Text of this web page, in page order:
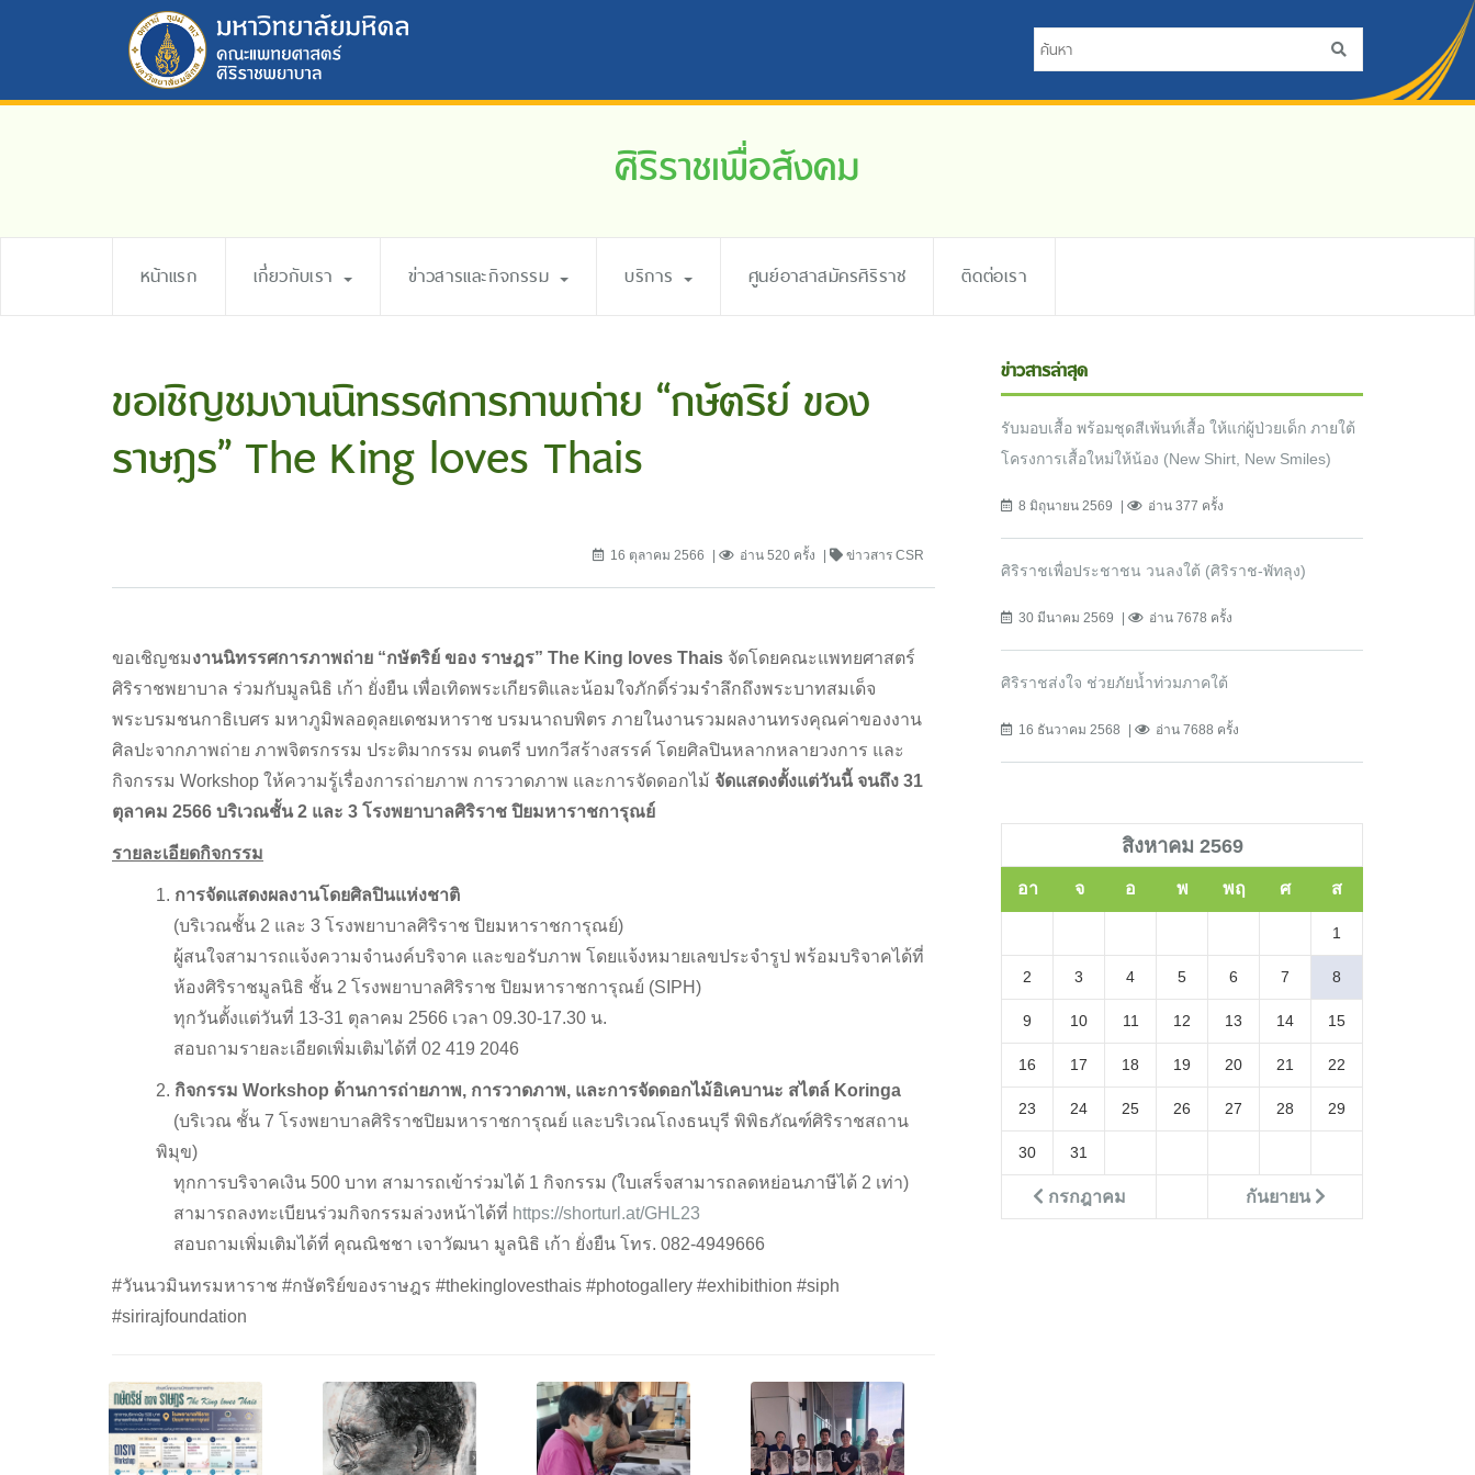
ศิริราชเพื่อสังคม
หน้าแรก เกี่ยวกับเรา ข่าวสารและกิจกรรม บริการ ศูนย์อาสาสมัครศิริราช ติดต่อเรา
ขอเชิญชมงานนิทรรศการภาพถ่าย “กษัตริย์ ของ
ราษฎร” The King loves Thais
16 ตุลาคม 2566 อ่าน 520 ครั้ง ข่าวสาร CSR
ขอเชิญชมงานนิทรรศการภาพถ่าย “กษัตริย์ ของ ราษฎร” The King loves Thais จัดโดยคณะแพทยศาสตร์
ศิริราชพยาบาล ร่วมกับมูลนิธิ เก้า ยั่งยืน เพื่อเทิดพระเกียรติและน้อมใจภักดิ์ร่วมรำลึกถึงพระบาทสมเด็จ
พระบรมชนกาธิเบศร มหาภูมิพลอดุลยเดชมหาราช บรมนาถบพิตร ภายในงานรวมผลงานทรงคุณค่าของงาน
ศิลปะจากภาพถ่าย ภาพจิตรกรรม ประติมากรรม ดนตรี บทกวีสร้างสรรค์ โดยศิลปินหลากหลายวงการ และ
กิจกรรม Workshop ให้ความรู้เรื่องการถ่ายภาพ การวาดภาพ และการจัดดอกไม้ จัดแสดงตั้งแต่วันนี้ จนถึง 31
ตุลาคม 2566 บริเวณชั้น 2 และ 3 โรงพยาบาลศิริราช ปิยมหาราชการุณย์
รายละเอียดกิจกรรม
1. การจัดแสดงผลงานโดยศิลปินแห่งชาติ
(บริเวณชั้น 2 และ 3 โรงพยาบาลศิริราช ปิยมหาราชการุณย์)
ผู้สนใจสามารถแจ้งความจำนงค์บริจาค และขอรับภาพ โดยแจ้งหมายเลขประจำรูป พร้อมบริจาคได้ที่
ห้องศิริราชมูลนิธิ ชั้น 2 โรงพยาบาลศิริราช ปิยมหาราชการุณย์ (SIPH)
ทุกวันตั้งแต่วันที่ 13-31 ตุลาคม 2566 เวลา 09.30-17.30 น.
สอบถามรายละเอียดเพิ่มเติมได้ที่ 02 419 2046
2. กิจกรรม Workshop ด้านการถ่ายภาพ, การวาดภาพ, และการจัดดอกไม้อิเคบานะ สไตล์ Koringa
(บริเวณ ชั้น 7 โรงพยาบาลศิริราชปิยมหาราชการุณย์ และบริเวณโถงธนบุรี พิพิธภัณฑ์ศิริราชสถาน
พิมุข)
ทุกการบริจาคเงิน 500 บาท สามารถเข้าร่วมได้ 1 กิจกรรม (ใบเสร็จสามารถลดหย่อนภาษีได้ 2 เท่า)
สามารถลงทะเบียนร่วมกิจกรรมล่วงหน้าได้ที่ https://shorturl.at/GHL23
สอบถามเพิ่มเติมได้ที่ คุณณิชชา เจาวัฒนา มูลนิธิ เก้า ยั่งยืน โทร. 082-4949666
#วันนวมินทรมหาราช #กษัตริย์ของราษฎร #thekinglovesthais #photogallery #exhibithion #siph
#sirirajfoundation
ข่าวสารล่าสุด
รับมอบเสื้อ พร้อมชุดสีเพ้นท์เสื้อ ให้แก่ผู้ป่วยเด็ก ภายใต้
โครงการเสื้อใหม่ให้น้อง (New Shirt, New Smiles)
8 มิถุนายน 2569 อ่าน 377 ครั้ง
ศิริราชเพื่อประชาชน วนลงใต้ (ศิริราช-พัทลุง)
30 มีนาคม 2569 อ่าน 7678 ครั้ง
ศิริราชส่งใจ ช่วยภัยน้ำท่วมภาคใต้
16 ธันวาคม 2568 อ่าน 7688 ครั้ง
สิงหาคม 2569
อา จ อ พ พฤ ศ ส
กรกฎาคม กันยายน
1
2 3 4 5 6 7 8
9 10 11 12 13 14 15
16 17 18 19 20 21 22
23 24 25 26 27 28 29
30 31